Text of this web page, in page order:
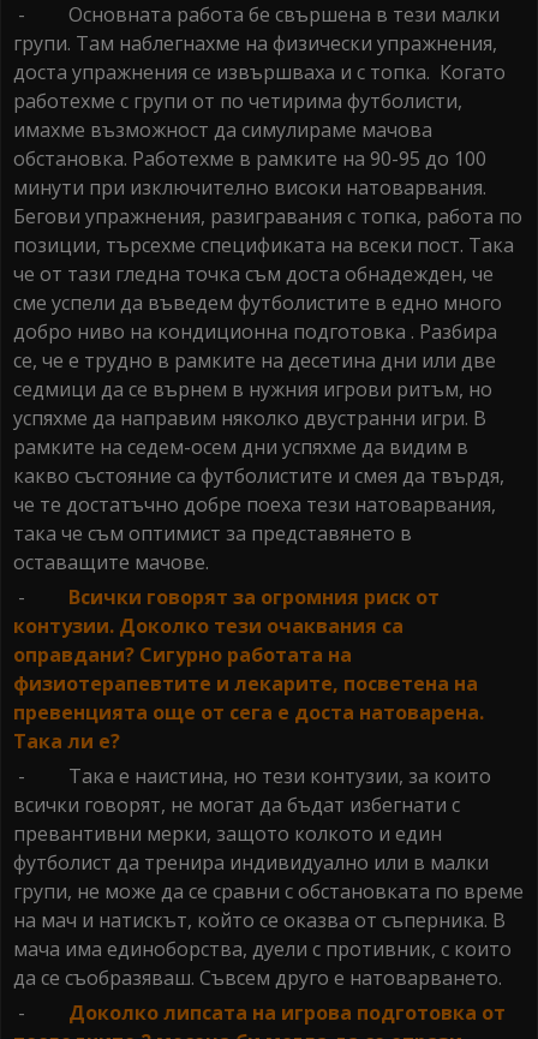
- Основната работа бе свършена в тези малки
групи. Там наблегнахме на физически упражнения,
доста упражнения се извършваха и с топка. Когато
работехме с групи от по четирима футболисти,
имахме възможност да симулираме мачова
обстановка. Работехме в рамките на 90-95 до 100
минути при изключително високи натоварвания.
Бегови упражнения, разигравания с топка, работа по
позиции, търсехме спецификата на всеки пост. Така
че от тази гледна точка съм доста обнадежден, че
сме успели да въведем футболистите в едно много
добро ниво на кондиционна подготовка . Разбира
се, че е трудно в рамките на десетина дни или две
седмици да се върнем в нужния игрови ритъм, но
успяхме да направим няколко двустранни игри. В
рамките на седем-осем дни успяхме да видим в
какво състояние са футболистите и смея да твърдя,
че те достатъчно добре поеха тези натоварвания,
така че съм оптимист за представянето в
оставащите мачове.
- Всички говорят за огромния риск от
контузии. Доколко тези очаквания са
оправдани? Сигурно работата на
физиотерапевтите и лекарите, посветена на
превенцията още от сега е доста натоварена.
Така ли е?
- Така е наистина, но тези контузии, за които
всички говорят, не могат да бъдат избегнати с
превантивни мерки, защото колкото и един
футболист да тренира индивидуално или в малки
групи, не може да се сравни с обстановката по време
на мач и натискът, който се оказва от съперника. В
мача има единоборства, дуели с противник, с които
да се съобразяваш. Съвсем друго е натоварването.
- Доколко липсата на игрова подготовка от